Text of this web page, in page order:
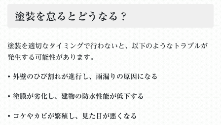
塗装を怠るとどうなる？
塗装を適切なタイミングで行わないと、以下のようなトラブルが
発生する可能性があります。
• 外壁のひび割れが進行し、雨漏りの原因になる
• 塗膜が劣化し、建物の防水性能が低下する
• コケやカビが繁殖し、見た目が悪くなる